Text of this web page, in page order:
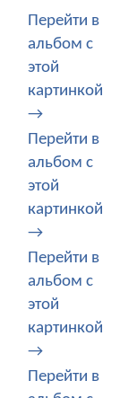
Перейти в
альбом с
этой
картинкой
→
Перейти в
альбом с
этой
картинкой
→
Перейти в
альбом с
этой
картинкой
→
Перейти в